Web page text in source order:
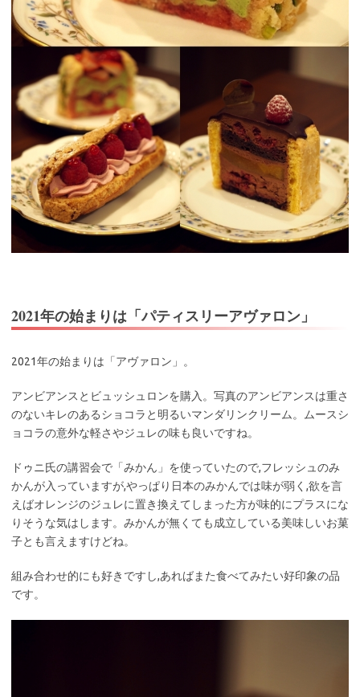
2021年の始まりは「パティスリーアヴァロン」
2021年の始まりは「アヴァロン」。
アンビアンスとビュッシュロンを購入。写真のアンビアンスは重さ
のないキレのあるショコラと明るいマンダリンクリーム。ムースシ
ョコラの意外な軽さやジュレの味も良いですね。
ドゥニ氏の講習会で「みかん」を使っていたので,フレッシュのみ
かんが入っていますが,やっぱり日本のみかんでは味が弱く,欲を言
えばオレンジのジュレに置き換えてしまった方が味的にプラスにな
りそうな気はします。みかんが無くても成立している美味しいお菓
子とも言えますけどね。
組み合わせ的にも好きですし,あればまた食べてみたい好印象の品
です。